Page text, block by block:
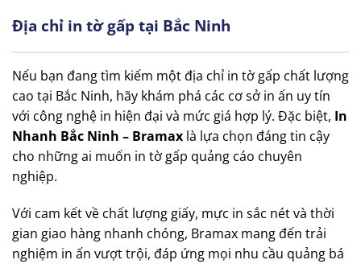
Địa chỉ in tờ gấp tại Bắc Ninh
Nếu bạn đang tìm kiếm một địa chỉ in tờ gấp chất lượng
cao tại Bắc Ninh, hãy khám phá các cơ sở in ấn uy tín
với công nghệ in hiện đại và mức giá hợp lý. Đặc biệt, In
Nhanh Bắc Ninh – Bramax là lựa chọn đáng tin cậy
cho những ai muốn in tờ gấp quảng cáo chuyên
nghiệp.
Với cam kết về chất lượng giấy, mực in sắc nét và thời
gian giao hàng nhanh chóng, Bramax mang đến trải
nghiệm in ấn vượt trội, đáp ứng mọi nhu cầu quảng bá